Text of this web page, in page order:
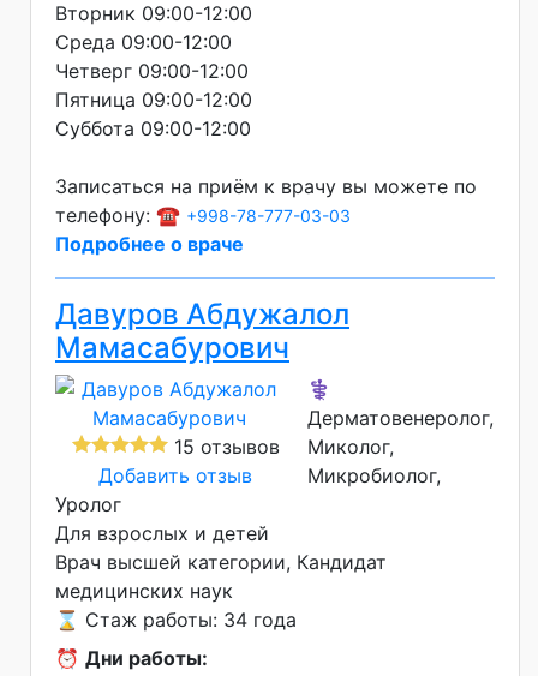
Вторник 09:00-12:00
Среда 09:00-12:00
Четверг 09:00-12:00
Пятница 09:00-12:00
Суббота 09:00-12:00
Записаться на приём к врачу вы можете по
телефону: ☎️ +998-78-777-03-03
Подробнее о враче
Давуров Абдужалол
Мамасабурович
15 отзывов
Добавить отзыв
⚕️
Дерматовенеролог,
Миколог,
Микробиолог,
Уролог
Для взрослых и детей
Врач высшей категории Кандидат
медицинских наук
⌛ Стаж работы: 34 года
⏰ Дни работы: